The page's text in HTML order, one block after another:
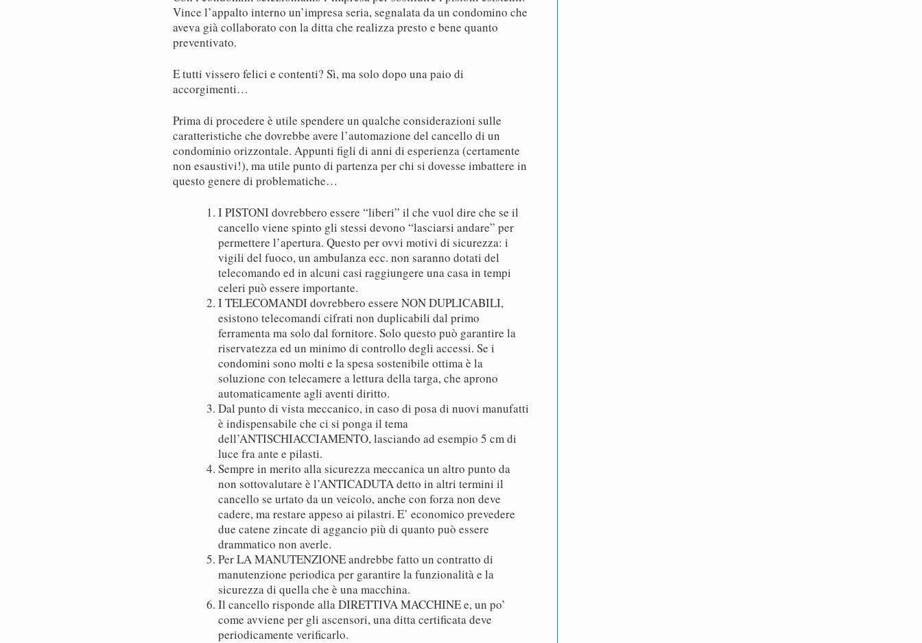
Vince l’appalto interno un’impresa seria, segnalata da un condomino che
aveva già collaborato con la ditta che realizza presto e bene quanto
preventivato.
E tutti vissero felici e contenti? Sì, ma solo dopo una paio di
accorgimenti…
Prima di procedere è utile spendere un qualche considerazioni sulle
caratteristiche che dovrebbe avere l’automazione del cancello di un
condominio orizzontale. Appunti figli di anni di esperienza (certamente
non esaustivi!), ma utile punto di partenza per chi si dovesse imbattere in
questo genere di problematiche…
I PISTONI dovrebbero essere “liberi” il che vuol dire che se il
cancello viene spinto gli stessi devono “lasciarsi andare” per
permettere l’apertura. Questo per ovvi motivi di sicurezza: i
vigili del fuoco, un ambulanza ecc. non saranno dotati del
telecomando ed in alcuni casi raggiungere una casa in tempi
celeri può essere importante.
I TELECOMANDI dovrebbero essere NON DUPLICABILI,
esistono telecomandi cifrati non duplicabili dal primo
ferramenta ma solo dal fornitore. Solo questo può garantire la
riservatezza ed un minimo di controllo degli accessi. Se i
condomini sono molti e la spesa sostenibile ottima è la
soluzione con telecamere a lettura della targa, che aprono
automaticamente agli aventi diritto.
Dal punto di vista meccanico, in caso di posa di nuovi manufatti
è indispensabile che ci si ponga il tema
dell’ANTISCHIACCIAMENTO, lasciando ad esempio 5 cm di
luce fra ante e pilasti.
Sempre in merito alla sicurezza meccanica un altro punto da
non sottovalutare è l’ANTICADUTA detto in altri termini il
cancello se urtato da un veicolo, anche con forza non deve
cadere, ma restare appeso ai pilastri. E’ economico prevedere
due catene zincate di aggancio più di quanto può essere
drammatico non averle.
Per LA MANUTENZIONE andrebbe fatto un contratto di
manutenzione periodica per garantire la funzionalità e la
sicurezza di quella che è una macchina.
Il cancello risponde alla DIRETTIVA MACCHINE e, un po’
come avviene per gli ascensori, una ditta certificata deve
periodicamente verificarlo.